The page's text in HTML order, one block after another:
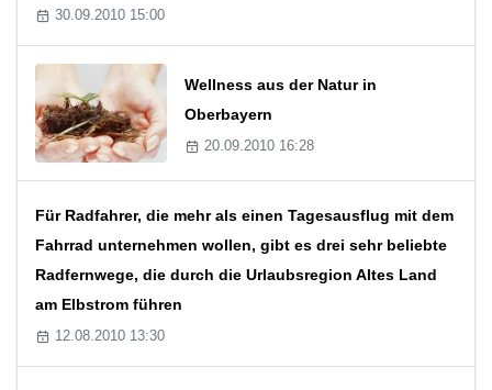
30.09.2010 15:00
Wellness aus der Natur in
Oberbayern
20.09.2010 16:28
Für Radfahrer, die mehr als einen Tagesausflug mit dem
Fahrrad unternehmen wollen, gibt es drei sehr beliebte
Radfernwege, die durch die Urlaubsregion Altes Land
am Elbstrom führen
12.08.2010 13:30